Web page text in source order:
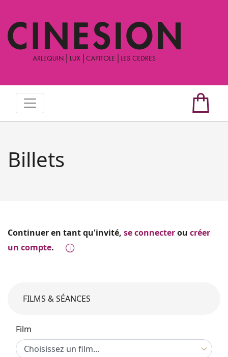
Billets
Continuer en tant qu'invité, se connecterou créer
un compte.
FILMS & SÉANCES
Film